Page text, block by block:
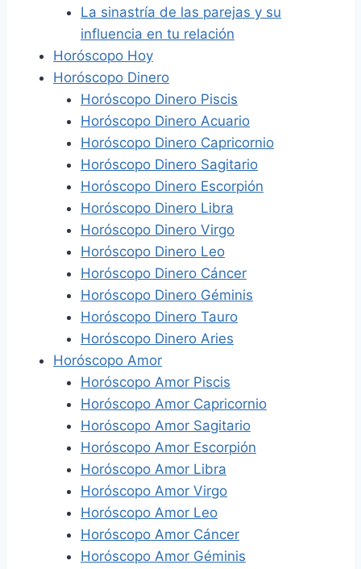
La sinastría de las parejas y su
influencia en tu relación
Horóscopo Hoy
Horóscopo Dinero
Horóscopo Dinero Piscis
Horóscopo Dinero Acuario
Horóscopo Dinero Capricornio
Horóscopo Dinero Sagitario
Horóscopo Dinero Escorpión
Horóscopo Dinero Libra
Horóscopo Dinero Virgo
Horóscopo Dinero Leo
Horóscopo Dinero Cáncer
Horóscopo Dinero Géminis
Horóscopo Dinero Tauro
Horóscopo Dinero Aries
Horóscopo Amor
Horóscopo Amor Piscis
Horóscopo Amor Capricornio
Horóscopo Amor Sagitario
Horóscopo Amor Escorpión
Horóscopo Amor Libra
Horóscopo Amor Virgo
Horóscopo Amor Leo
Horóscopo Amor Cáncer
Horóscopo Amor Géminis